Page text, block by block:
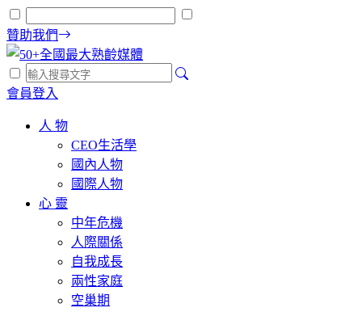
贊助我們
會員登入
人 物
CEO生活學
國內人物
國際人物
心 靈
中年危機
人際關係
自我成長
兩性家庭
空巢期